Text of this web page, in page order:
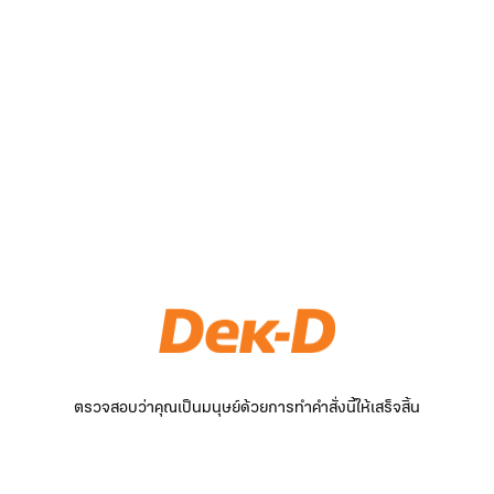
ตรวจสอบว่าคุณเป็นมนุษย์ด้วยการทำคำสั่งนี้ให้เสร็จสิ้น